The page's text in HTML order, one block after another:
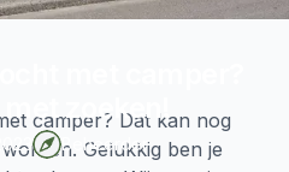
met camper?
met zoeken!
Beheerder
camper? Dat kan nog
Gelukkig ben je